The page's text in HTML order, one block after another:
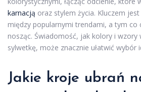
karnacją oraz stylem życia. Kluczem
między popularnymi trendami, a tym co
nosząc. Świadomość, jak kolory i wzory
sylwetkę, może znacznie ułatwić wybór
Jakie kroje ubrań